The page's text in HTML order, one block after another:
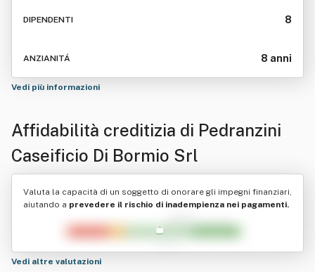
DIPENDENTI 8
ANZIANITÁ 8 anni
Vedi più informazioni
Affidabilità creditizia di Pedranzini
Caseificio Di Bormio Srl
Valuta la capacità di un soggetto di onorare gli impegni finanziari,
aiutando a prevedere il rischio di inadempienza nei pagamenti.
Vedi altre valutazioni